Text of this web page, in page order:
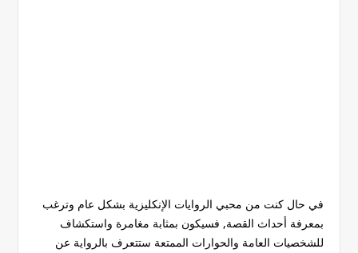
في حال كنت من محبي الروايات الإنكليزية بشكل عام وترغب
بمعرفة أحداث القصة, فسيكون بمثابة مغامرة واستكشاف
للشخصيات العامة والحوارات الممتعة ستتعرف بالرواية عن